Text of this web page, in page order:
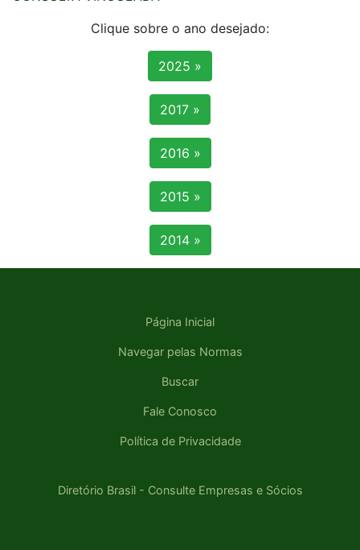
Clique sobre o ano desejado:
2025 »
2017 »
2016 »
2015 »
2014 »
Página Inicial
Navegar pelas Normas
Buscar
Fale Conosco
Política de Privacidade
Diretório Brasil - Consulte Empresas e Sócios